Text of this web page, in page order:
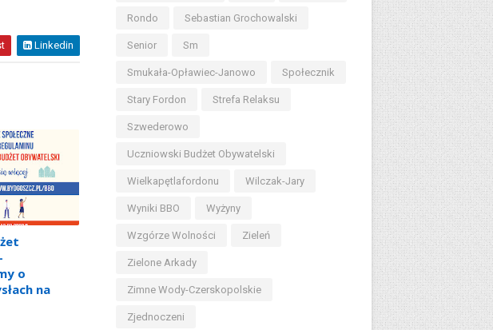
Linkedin
o
na
Rondo Sebastian Grochowalski
Senior Sm
Smukała-Opławiec-Janowo Społecznik
Stary Fordon Strefa Relaksu
Szwederowo
Uczniowski Budżet Obywatelski
Wielkapętlafordonu Wilczak-Jary
Wyniki BBO Wyżyny
Wzgórze Wolności Zieleń
Zielone Arkady
Zimne Wody-Czerskopolskie
Zjednoczeni